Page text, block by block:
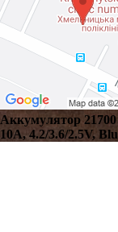
Аккумулятор
10A, 4.2/3.6/2.5V,